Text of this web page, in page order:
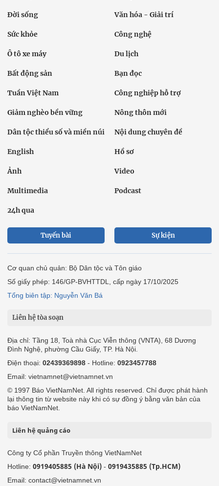
Đời sống Văn hóa - Giải trí
Sức khỏe Công nghệ
Ô tô xe máy Du lịch
Bất động sản Bạn đọc
Tuần Việt Nam Công nghiệp hỗ trợ
Giảm nghèo bền vững Nông thôn mới
Dân tộc thiểu số và miền núi Nội dung chuyên đề
English Hồ sơ
Ảnh Video
Multimedia Podcast
24h qua
Tuyến bài Sự kiện
Cơ quan chủ quản: Bộ Dân tộc và Tôn giáo
Số giấy phép: 146/GP-BVHTTDL, cấp ngày 17/10/2025
Tổng biên tập: Nguyễn Văn Bá
Liên hệ tòa soạn
Địa chỉ: Tầng 18, Toà nhà Cục Viễn thông (VNTA), 68 Dương
Đình Nghệ, phường Cầu Giấy, TP. Hà Nội.
Điện thoại: 02439369898 - Hotline: 0923457788
Email: vietnamnet@vietnamnet.vn
© 1997 Báo VietNamNet. All rights reserved. Chỉ được phát hành
lại thông tin từ website này khi có sự đồng ý bằng văn bản của
báo VietNamNet.
Liên hệ quảng cáo
Công ty Cổ phần Truyền thông VietNamNet
Hotline: 0919405885 (Hà Nội) - 0919435885 (Tp.HCM)
Email: contact@vietnamnet.vn